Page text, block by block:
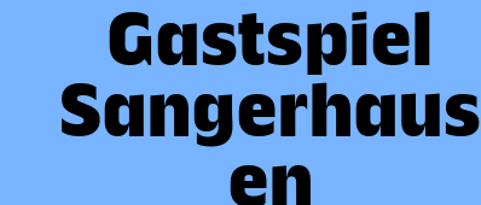
Gastspiel
Sangerhaus
en